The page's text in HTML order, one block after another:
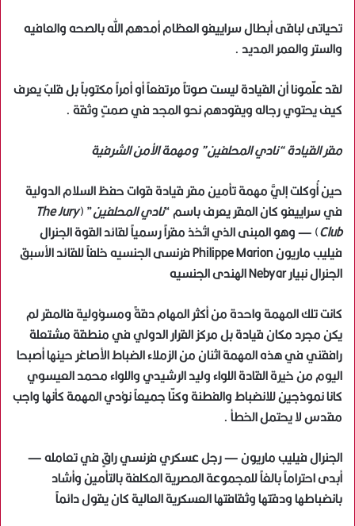
تحياتى لباقى أبطال سراييفو العظام أمدهم الله بالصحه والعافيه
والستر والعمر المديد .
لقد علّمونا أن القيادة ليست صوتاً مرتفعاً أو أمراً مكتوباً بل قلبٌ يعرف
كيف يحتوي رجاله ويقودهم نحو المجد في صمتٍ وثقة .
مقر القيادة “نادي المحلفين” ومهمة الأمن الشرفية
حين أُوكلت إليَّ مهمة تأمين مقر قيادة قوات حفظ السلام الدولية
في سراييفو كان المقر يعرف باسم “نادي المحلفين” (
The Jury
Club) — وهو المبنى الذي اتُخذ مقراً رسمياً لقائد القوة الجنرال
فيليب ماريون Philippe Marion فرنسى الجنسيه خلفاً للقائد الأسبق
الجنرال نبيار Nebyar الهندى الجنسيه
كانت تلك المهمة واحدة من أكثر المهام دقةً ومسؤولية فالمقر لم
يكن مجرد مكان قيادة بل مركز القرار الدولي في منطقة مشتعلة
رافقني في هذه المهمة اثنان من الزملاء الضباط الأصاغر حينها أصبحا
اليوم من خيرة القادة اللواء وليد الرشيدي واللواء محمد العيسوي
كانا نموذجين للانضباط والفطنة وكنّا جميعاً نؤدي المهمة كأنها واجب
مقدس لا يحتمل الخطأ .
الجنرال فيليب ماريون — رجل عسكري فرنسي راقٍ في تعامله —
أبدى احتراماً بالغاً للمجموعة المصرية المكلفة بالتأمين وأشاد
بانضباطها ودقتها وثقافتها العسكرية العالية كان يقول دائماً